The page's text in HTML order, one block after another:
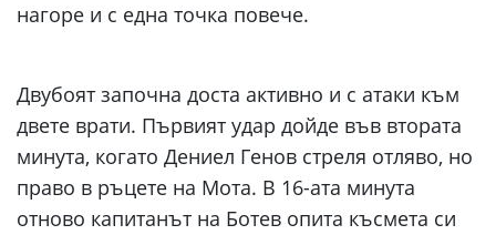
нагоре и с една точка повече.
Двубоят започна доста активно и с атаки към
двете врати. Първият удар дойде във втората
минута, когато Дениел Генов стреля отляво, но
право в ръцете на Мота. В 16-ата минута
отново капитанът на Ботев опита късмета си